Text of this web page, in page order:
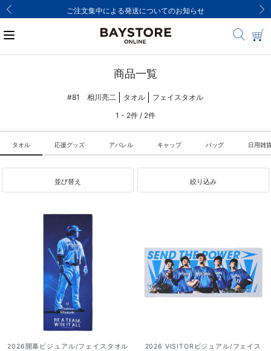
ご注文集中による発送についてのお知らせ
商品一覧
#81 相川亮二 タオル
フェイスタオル
1 - 2件 / 2件
タオル 応援グッズ アパレル キャップ バッグ 日用雑
並び替え 絞り込み
2026開幕ビジュアル/フェイスタオル
2026 VISITORビジュアル/フェイス